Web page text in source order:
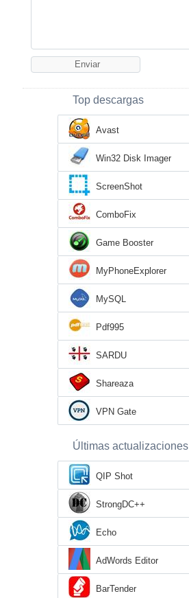
Top descargas
Avast
Win32 Disk Imager
ScreenShot
ComboFix
Game Booster
MyPhoneExplorer
MySQL
Pdf995
SARDU
Shareaza
VPN Gate
Últimas actualizaciones
QIP Shot
StrongDC++
Echo
AdWords Editor
BarTender